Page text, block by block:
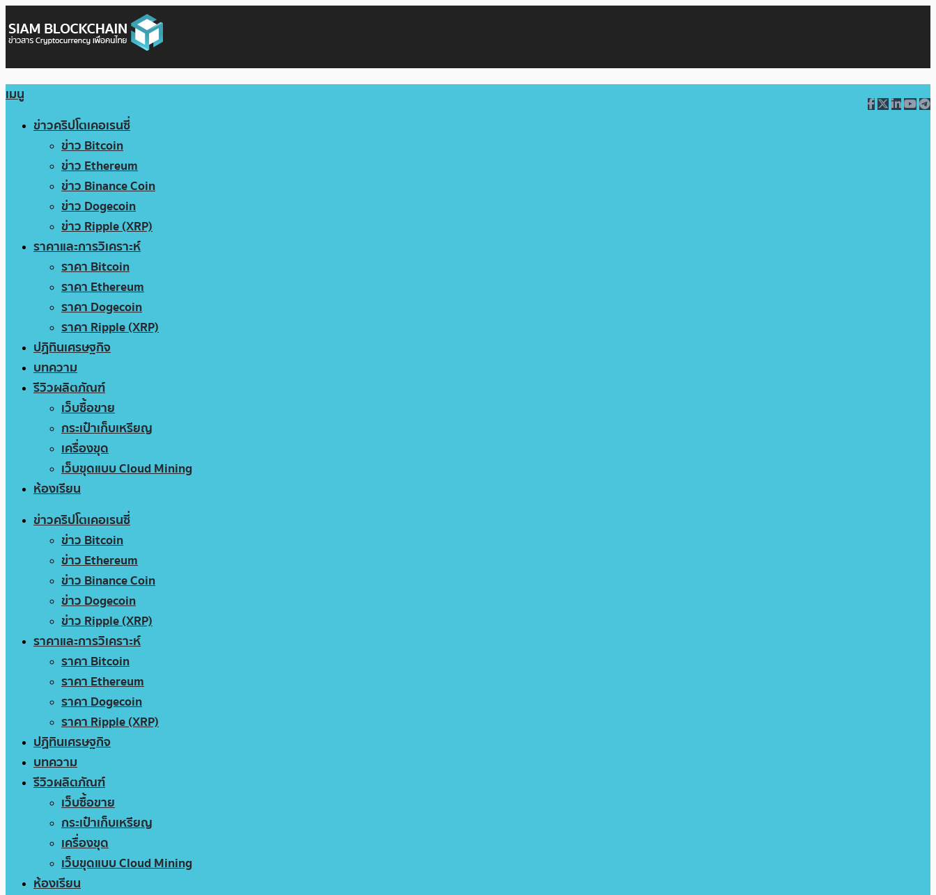
เมนู
ข่าวคริปโตเคอเรนซี่
ข่าว Bitcoin
ข่าว Ethereum
ข่าว Binance Coin
ข่าว Dogecoin
ข่าว Ripple (XRP)
ราคาและการวิเคราะห์
ราคา Bitcoin
ราคา Ethereum
ราคา Dogecoin
ราคา Ripple (XRP)
ปฏิทินเศรษฐกิจ
บทความ
รีวิวผลิตภัณฑ์
เว็บซื้อขาย
กระเป๋าเก็บเหรียญ
เครื่องขุด
เว็บขุดแบบ Cloud Mining
ห้องเรียน
ข่าวคริปโตเคอเรนซี่
ข่าว Bitcoin
ข่าว Ethereum
ข่าว Binance Coin
ข่าว Dogecoin
ข่าว Ripple (XRP)
ราคาและการวิเคราะห์
ราคา Bitcoin
ราคา Ethereum
ราคา Dogecoin
ราคา Ripple (XRP)
ปฏิทินเศรษฐกิจ
บทความ
รีวิวผลิตภัณฑ์
เว็บซื้อขาย
กระเป๋าเก็บเหรียญ
เครื่องขุด
เว็บขุดแบบ Cloud Mining
ห้องเรียน